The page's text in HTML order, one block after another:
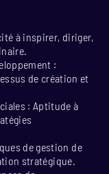
à inspirer, diriger,
:
de création et
: Aptitude à
de gestion de
stratégique.